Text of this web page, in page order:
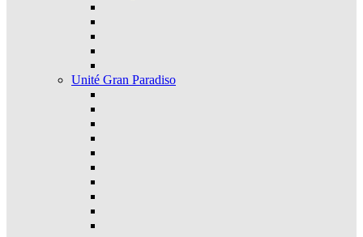
Unité Gran Paradiso